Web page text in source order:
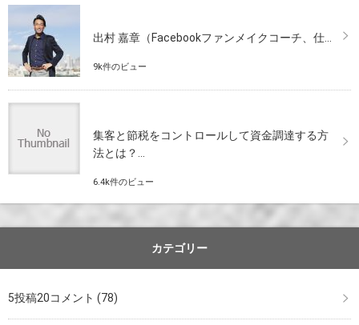
出村 嘉章（Facebookファンメイクコーチ、仕...
9k件のビュー
集客と節税をコントロールして資金調達する方
法とは？...
6.4k件のビュー
カテゴリー
5投稿20コメント (78)